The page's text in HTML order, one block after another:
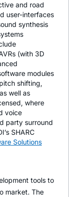
and road
user-interfaces
synthesis
(with 3D
modules
shifting,
well as
where
voice
party surround
SHARC
Solutions
tools to
market. The